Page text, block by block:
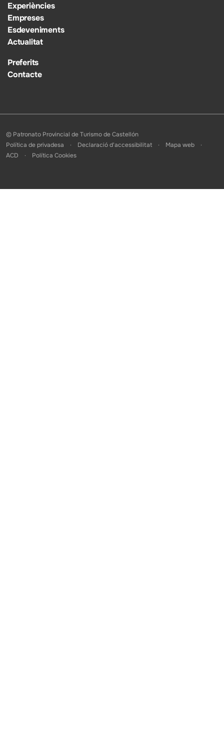
Experiències
Empreses
Esdeveniments
Actualitat
Preferits
Contacte
© Patronato Provincial de Turismo de Castellón
Política de privadesa
Declaració d'accessibilitat
Mapa web
ACD
Política Cookies